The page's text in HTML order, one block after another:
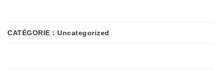
CATÉGORIE : Uncategorized